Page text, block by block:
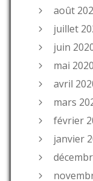
août
juillet
juin
mai 2020
avril
mars
février
janvier